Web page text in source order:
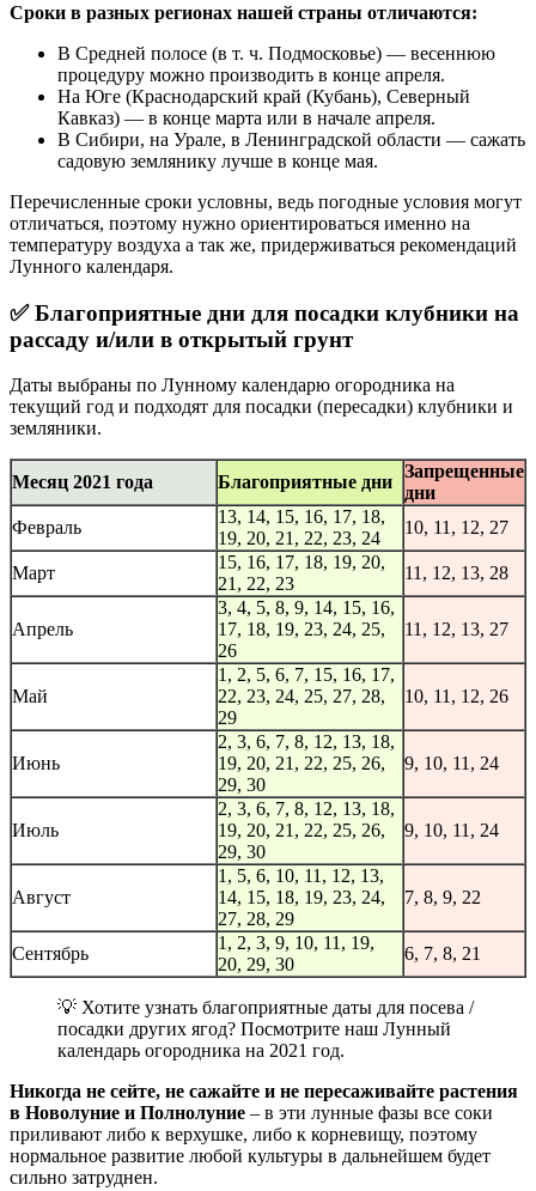
Сроки в разных регионах нашей страны отличаются:
В Средней полосе (в т. ч. Подмосковье) — весеннюю
процедуру можно производить в конце апреля.
На Юге (Краснодарский край (Кубань), Северный
Кавказ) — в конце марта или в начале апреля.
В Сибири, на Урале, в Ленинградской области — сажать
садовую землянику лучше в конце мая.
Перечисленные сроки условны, ведь погодные условия могут
отличаться, поэтому нужно ориентироваться именно на
температуру воздуха а так же, придерживаться рекомендаций
Лунного календаря.
✅ Благоприятные дни для посадки клубники на
рассаду и/или в открытый грунт
Даты выбраны по Лунному календарю огородника на
текущий год и подходят для посадки (пересадки) клубники и
земляники.
Месяц 2021 года Благоприятные дни
Запрещенные
дни
Февраль
13, 14, 15, 16, 17, 18,
19, 20, 21, 22, 23, 24
10, 11, 12, 27
Март
15, 16, 17, 18, 19, 20,
21, 22, 23
11, 12, 13, 28
Апрель
3, 4, 5, 8, 9, 14, 15, 16,
17, 18, 19, 23, 24, 25,
26
11, 12, 13, 27
Май
1, 2, 5, 6, 7, 15, 16, 17,
22, 23, 24, 25, 27, 28,
29
10, 11, 12, 26
Июнь
2, 3, 6, 7, 8, 12, 13, 18,
19, 20, 21, 22, 25, 26,
29, 30
9, 10, 11, 24
Июль
2, 3, 6, 7, 8, 12, 13, 18,
19, 20, 21, 22, 25, 26,
29, 30
9, 10, 11, 24
Август
1, 5, 6, 10, 11, 12, 13,
14, 15, 18, 19, 23, 24,
27, 28, 29
7, 8, 9, 22
Сентябрь
1, 2, 3, 9, 10, 11, 19,
20, 29, 30
6, 7, 8, 21
💡 Хотите узнать благоприятные даты для посева /
посадки других ягод? Посмотрите наш Лунный
календарь огородника на 2021 год.
Никогда не сейте, не сажайте и не пересаживайте растения
в Новолуние и Полнолуние – в эти лунные фазы все соки
приливают либо к верхушке, либо к корневищу, поэтому
нормальное развитие любой культуры в дальнейшем будет
сильно затруднен.